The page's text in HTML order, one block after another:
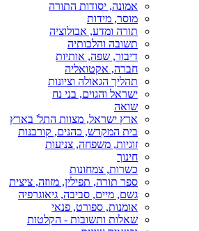
אמונה, יסודות התורה
מוסר, מידות
תורה ומדע, אבולוציה
תשובה והלכותיה
דיבור, שפה, אותיות
חברה, אקטואליה
תהליך הגאולה וציונות
ישראל והגוים, בני נח
שואה
ארץ ישראל, מצוות התל' בארץ
בית המקדש, כהנים, קורבנות
זוגיות, משפחה, צניעות
חינוך
כשרות, צמחונות
ספר תורה, תפילין, מזוזה, ציצית
גשם, מיים, סביבה, גיאוגרפיה
אומנות, ספורט, פנאי
שאלות ותשובות - הקלטות